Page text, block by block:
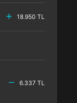
18.950 TL
6.337 TL